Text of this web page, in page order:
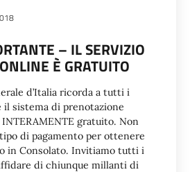
– IL SERVIZIO
È GRATUITO
d’Italia ricorda a tutti i
il sistema di prenotazione
gratuito. Non
di pagamento per ottenere
in Consolato. Invitiamo tutti i
di chiunque millanti di